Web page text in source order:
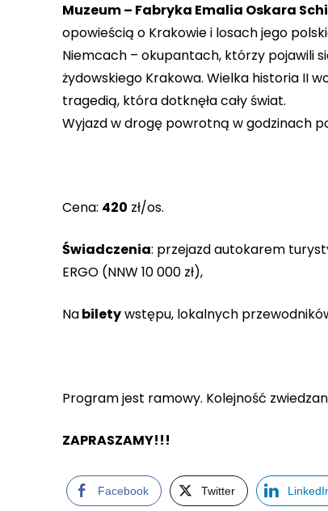
Muzeum – Fabryka Emalia Oskara
opowieścią o Krakowie i losach jego
Niemcach – okupantach, którzy pojawili
żydowskiego Krakowa. Wielka historia II
tragedią, która dotknęła cały świat.
Wyjazd w drogę powrotną w godzinach
Cena: 420 zł/os.
Świadczenia: przejazd autokarem
ERGO (NNW 10 000 zł),
Nabiletywstępu, lokalnych
Program jest ramowy. Kolejność
ZAPRASZAMY!!!
Facebook Twitter